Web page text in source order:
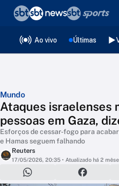
Ao vivo Últimas
Mundo
Ataques israelenses
pessoas em Gaza,
Esforços de cessar-fogo para
e Hamas seguem falhando
Reuters
17/05/2026, 20:35 • Atualizado há 2
❮voltar
Editorias